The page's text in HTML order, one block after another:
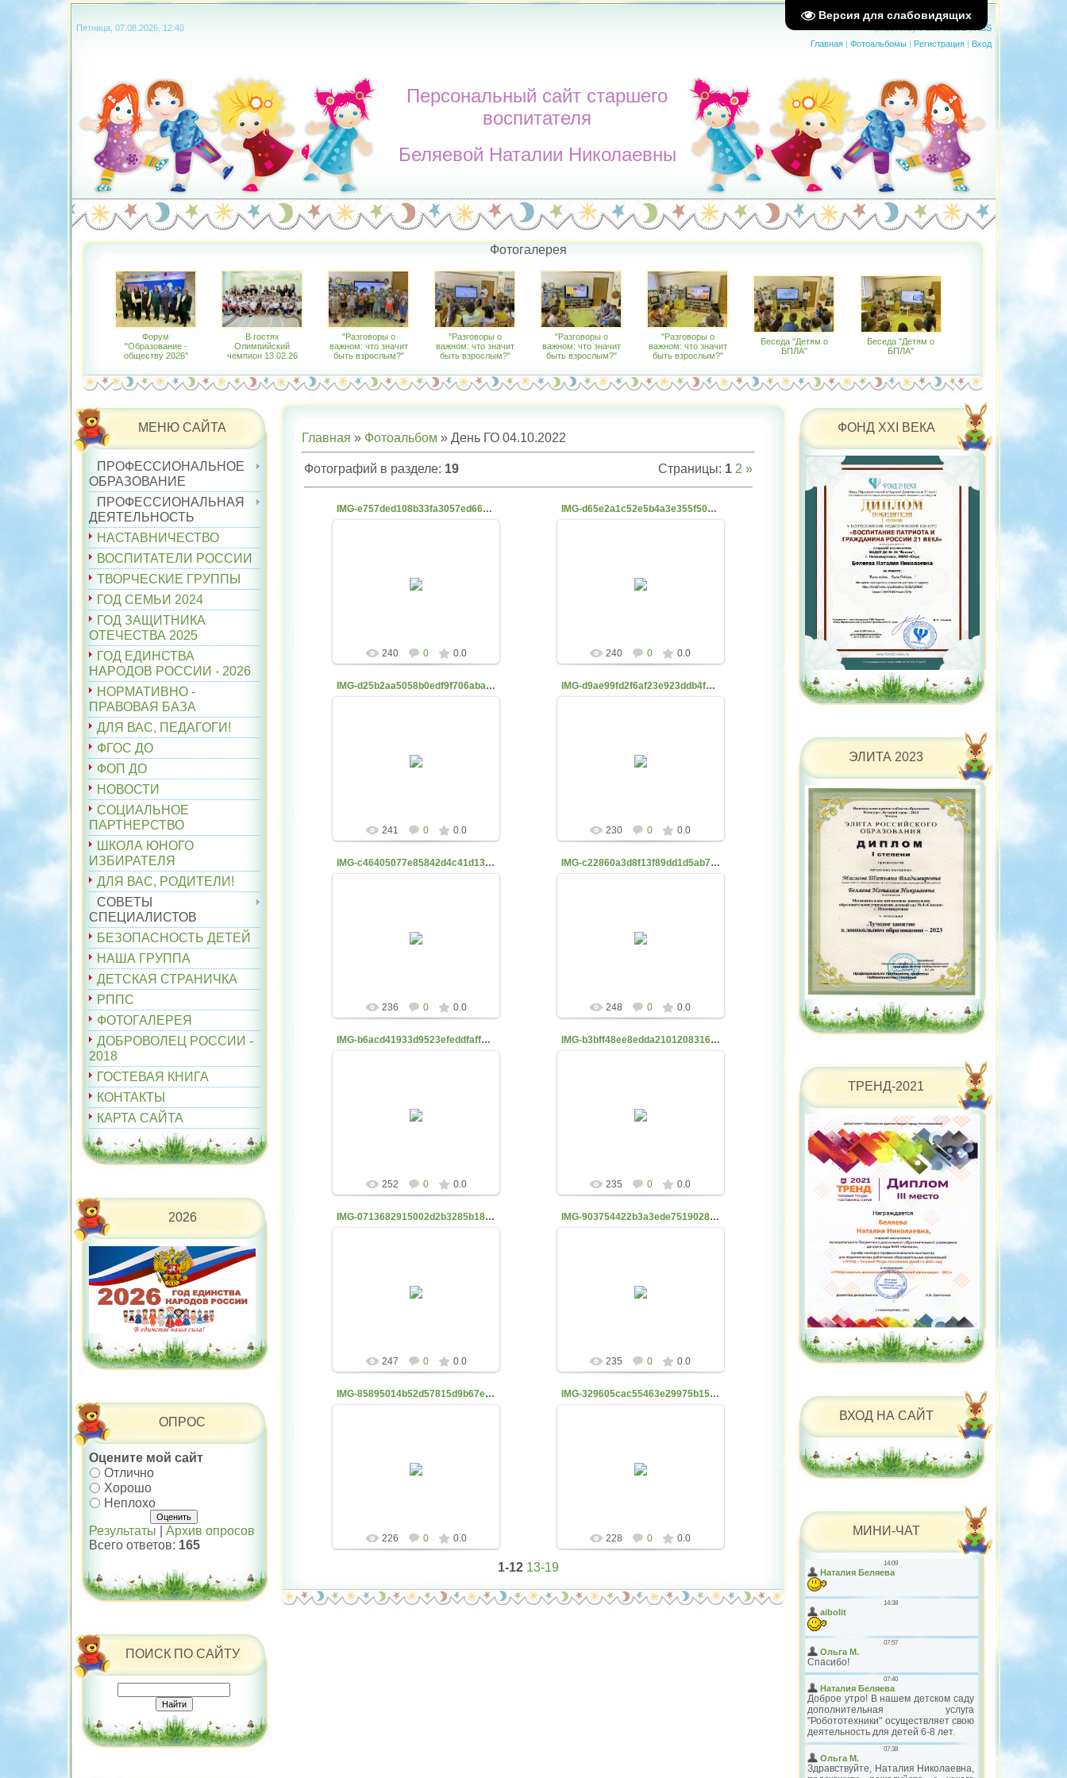
Версия для слабовидящих
Пятница, 07.08.2026, 12:40
RSS
Главная| Фотоальбомы| Регистрация| Вход
Персональный сайт старшего
воспитателя
Беляевой Наталии Николаевны
Фотогалерея
Форум
"Образование -
обществу 2026"
В гостях
Олимпийский
чемпион 13.02.26
"Разговоры о
важном: что значит
быть взрослым?"
"Разговоры о
важном: что значит
быть взрослым?"
"Разговоры о
важном: что значит
быть взрослым?"
"Разговоры о
важном: что значит
быть взрослым?"
Беседа "Детям о
БПЛА"
Беседа "Детям о
БПЛА"
МЕНЮ САЙТА
ПРОФЕССИОНАЛЬНОЕ
ОБРАЗОВАНИЕ
ПРОФЕССИОНАЛЬНАЯ
ДЕЯТЕЛЬНОСТЬ
НАСТАВНИЧЕСТВО
ВОСПИТАТЕЛИ РОССИИ
ТВОРЧЕСКИЕ ГРУППЫ
ГОД СЕМЬИ 2024
ГОД ЗАЩИТНИКА
ОТЕЧЕСТВА 2025
ГОД ЕДИНСТВА
НАРОДОВ РОССИИ - 2026
НОРМАТИВНО -
ПРАВОВАЯ БАЗА
ДЛЯ ВАС, ПЕДАГОГИ!
ФГОС ДО
ФОП ДО
НОВОСТИ
СОЦИАЛЬНОЕ
ПАРТНЕРСТВО
ШКОЛА ЮНОГО
ИЗБИРАТЕЛЯ
ДЛЯ ВАС, РОДИТЕЛИ!
СОВЕТЫ
СПЕЦИАЛИСТОВ
БЕЗОПАСНОСТЬ ДЕТЕЙ
НАША ГРУППА
ДЕТСКАЯ СТРАНИЧКА
РППС
ФОТОГАЛЕРЕЯ
ДОБРОВОЛЕЦ РОССИИ -
2018
ГОСТЕВАЯ КНИГА
КОНТАКТЫ
КАРТА САЙТА
2026
ОПРОС
Оцените мой сайт
Отлично
Хорошо
Неплохо
Результаты
Архив опросов
Всего ответов: 165
ПОИСК ПО САЙТУ
Главная » Фотоальбом » День ГО 04.10.2022
Фотографий в разделе: 19 Страницы: 1 2 »
IMG-e757ded108b33fa3057ed667be76673c-V
240 0 0.0
IMG-d65e2a1c52e5b4a3e355f503c8c72bdf-V
240 0 0.0
IMG-d25b2aa5058b0edf9f706aba8467baa4-V
241 0 0.0
IMG-d9ae99fd2f6af23e923ddb4f48faf70d-V
230 0 0.0
IMG-c46405077e85842d4c41d13e8345148c-V
236 0 0.0
IMG-c22860a3d8f13f89dd1d5ab78e55606a-V
248 0 0.0
IMG-b6acd41933d9523efeddfaff45703720-V
252 0 0.0
IMG-b3bff48ee8edda2101208316b1d85b11-V
235 0 0.0
IMG-0713682915002d2b3285b18090c97cb1-V
247 0 0.0
IMG-903754422b3a3ede7519028db3efdc14-V
235 0 0.0
IMG-85895014b52d57815d9b67e3ad128953-V
226 0 0.0
IMG-329605cac55463e29975b15de0b7f268-V
228 0 0.0
1-12 13-19
ФОНД XXI ВЕКА
ЭЛИТА 2023
ТРЕНД-2021
ВХОД НА САЙТ
МИНИ-ЧАТ